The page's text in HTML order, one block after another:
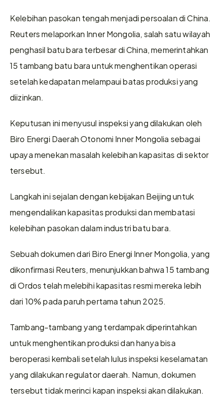
Kelebihan pasokan tengah menjadi persoalan di China.
Reuters melaporkan Inner Mongolia, salah satu wilayah
penghasil batu bara terbesar di China, memerintahkan
15 tambang batu bara untuk menghentikan operasi
setelah kedapatan melampaui batas produksi yang
diizinkan.
Keputusan ini menyusul inspeksi yang dilakukan oleh
Biro Energi Daerah Otonomi Inner Mongolia sebagai
upaya menekan masalah kelebihan kapasitas di sektor
tersebut.
Langkah ini sejalan dengan kebijakan Beijing untuk
mengendalikan kapasitas produksi dan membatasi
kelebihan pasokan dalam industri batu bara.
Sebuah dokumen dari Biro Energi Inner Mongolia, yang
dikonfirmasi Reuters, menunjukkan bahwa 15 tambang
di Ordos telah melebihi kapasitas resmi mereka lebih
dari 10% pada paruh pertama tahun 2025.
Tambang-tambang yang terdampak diperintahkan
untuk menghentikan produksi dan hanya bisa
beroperasi kembali setelah lulus inspeksi keselamatan
yang dilakukan regulator daerah. Namun, dokumen
tersebut tidak merinci kapan inspeksi akan dilakukan.